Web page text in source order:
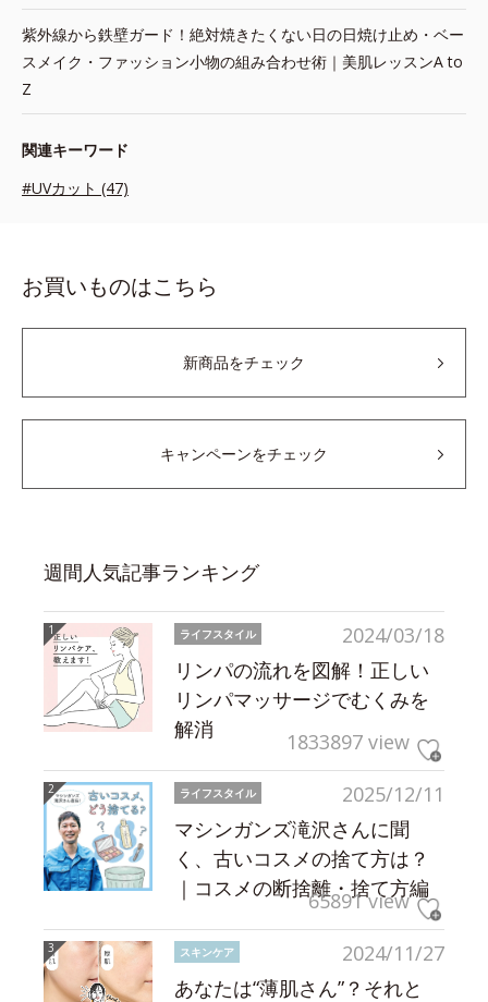
紫外線から鉄壁ガード！絶対焼きたくない日の日焼け止め・ベー
スメイク・ファッション小物の組み合わせ術｜美肌レッスンA to
Z
関連キーワード
#UVカット (47)
お買いものはこちら
新商品をチェック
キャンペーンをチェック
週間人気記事ランキング
2024/03/18
ライフスタイル
リンパの流れを図解！正しい
リンパマッサージでむくみを
解消
1833897 view
2025/12/11
ライフスタイル
マシンガンズ滝沢さんに聞
く、古いコスメの捨て方は？
｜コスメの断捨離・捨て方編
65891 view
2024/11/27
スキンケア
あなたは“薄肌さん”？それと